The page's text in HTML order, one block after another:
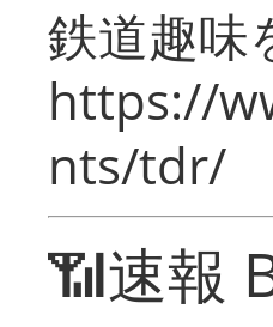
鉄道趣味
https://
nts/tdr/
📶速報